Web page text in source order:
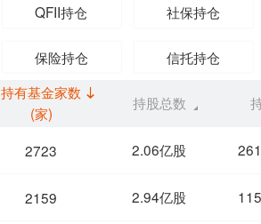
QFII持仓 社保持仓
保险持仓 信托持仓
持有基金家数
(家)
持股总数
2723 2.06亿股
2159 2.94亿股